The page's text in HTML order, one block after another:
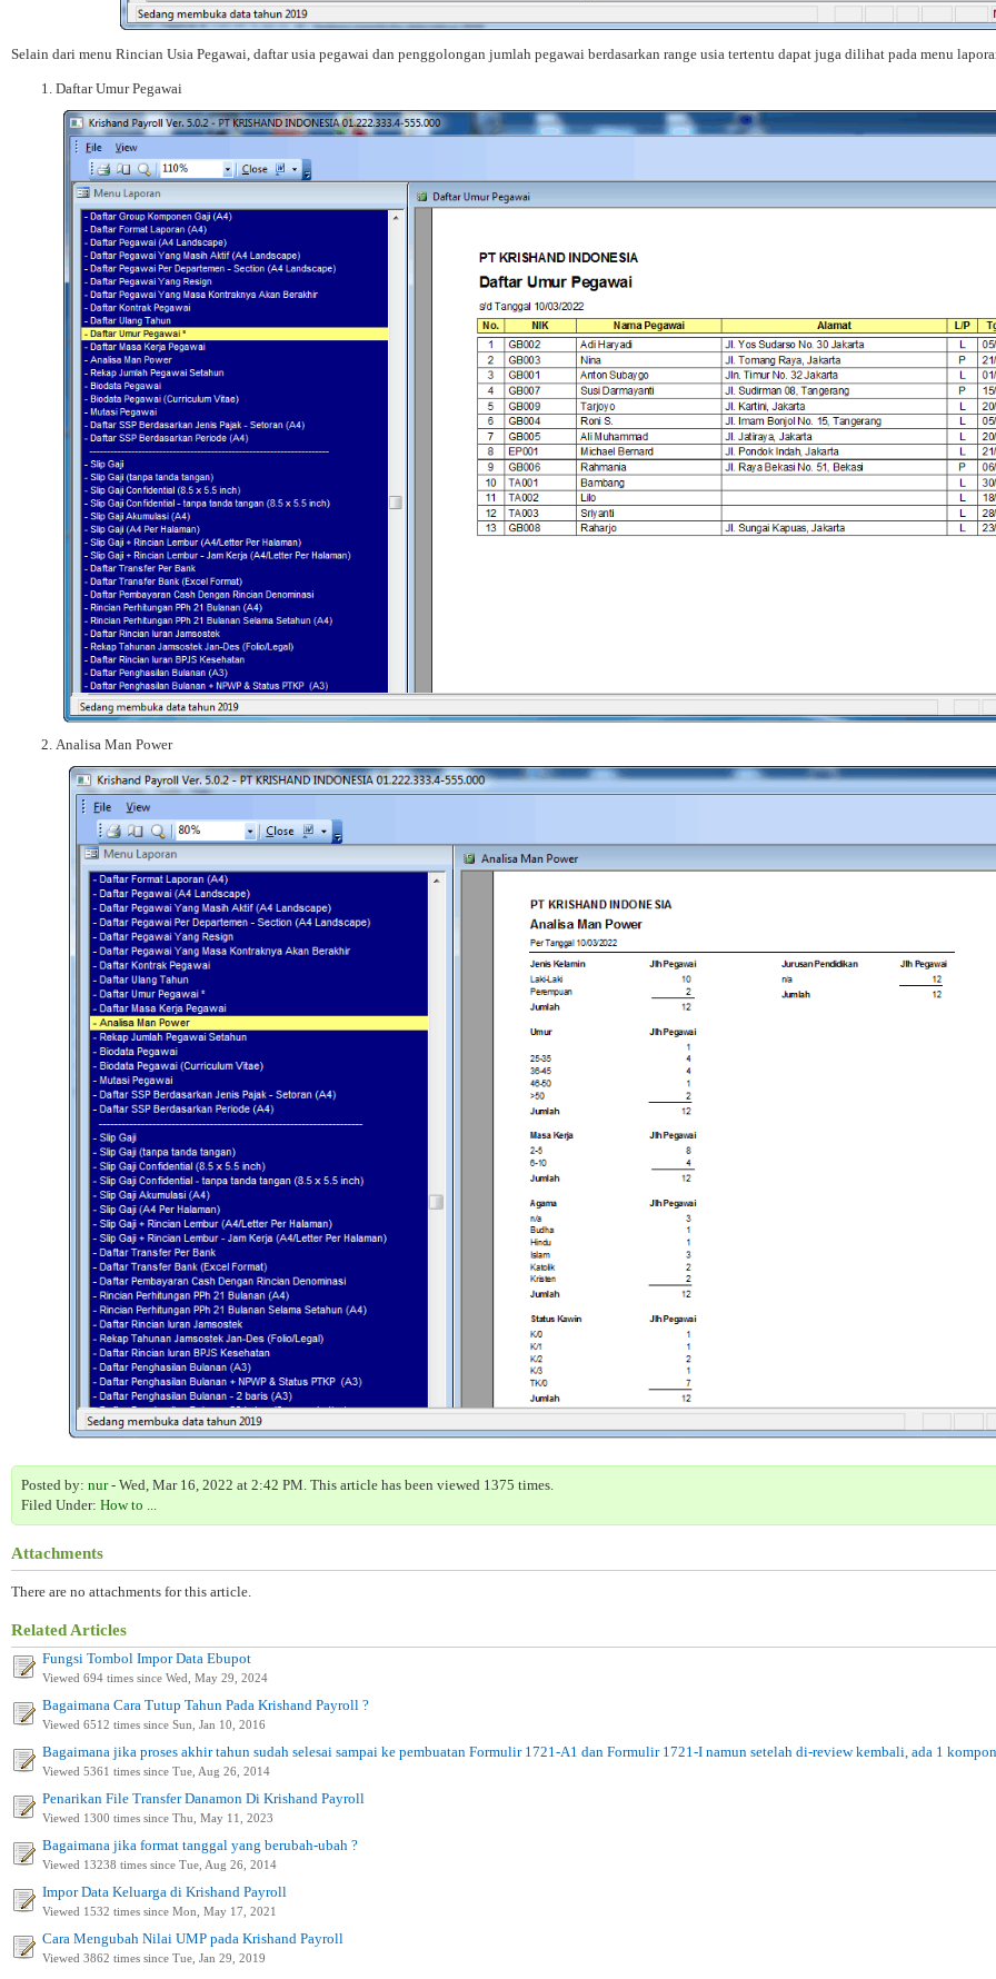
Selain dari menu Rincian Usia Pegawai, daftar usia pegawai dan penggolongan jumlah pegawai berdasarkan range usia tertentu dapat juga dilihat pada menu
Daftar Umur Pegawai
Analisa Man Power
Posted by: nur- Wed, Mar 16, 2022 at 2:42 PM. This article has been viewed 1375 times.
Filed Under: How to ...
Attachments
There are no attachments for this article.
Related Articles
Fungsi Tombol Impor Data Ebupot
Viewed 694 times since Wed, May 29, 2024
Bagaimana Cara Tutup Tahun Pada Krishand Payroll ?
Viewed 6512 times since Sun, Jan 10, 2016
Bagaimana jika proses akhir tahun sudah selesai sampai ke pembuatan Formulir 1721-A1 dan Formulir 1721-I namun setelah di-review kembali, ada 1
Viewed 5361 times since Tue, Aug 26, 2014
Penarikan File Transfer Danamon Di Krishand Payroll
Viewed 1300 times since Thu, May 11, 2023
Bagaimana jika format tanggal yang berubah-ubah ?
Viewed 13238 times since Tue, Aug 26, 2014
Impor Data Keluarga di Krishand Payroll
Viewed 1532 times since Mon, May 17, 2021
Cara Mengubah Nilai UMP pada Krishand Payroll
Viewed 3862 times since Tue, Jan 29, 2019